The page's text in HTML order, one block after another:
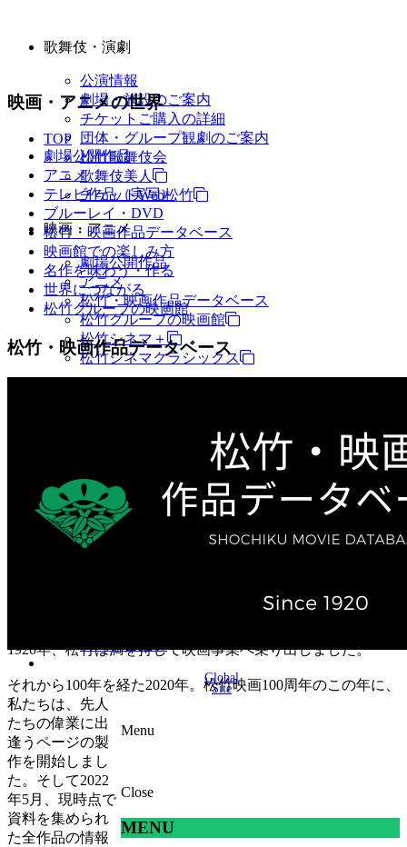
歌舞伎・演劇
公演情報
劇場・施設のご案内
チケットご購入の詳細
団体・グループ観劇のご案内
松竹歌舞伎会
歌舞伎美人
チケットWeb松竹
映画・アニメ
劇場公開作品
アニメ
松竹・映画作品データベース
松竹グループの映画館
松竹シネマ＋
松竹シネマクラシックス
松竹ストア（通販サイト）
ゲーム事業（English）
企業情報
会社案内
Global
Site
Menu
Close
MENU
映画・アニメの世界
TOP
劇場公開作品
アニメ
テレビ作品（実写）
ブルーレイ・DVD
松竹・映画作品データベース
映画館での楽しみ方
名作を味わう・作る
世界につながる
松竹グループの映画館
松竹・映画作品データベース
1920年、松竹は満を持して映画事業へ乗り出しました。
それから100年を経た2020年。松竹映画100周年のこの年に、
私たちは、先人
たちの偉業に出
逢うページの製
作を開始しまし
た。そして2022
年5月、現時点で
資料を集められ
た全作品の情報